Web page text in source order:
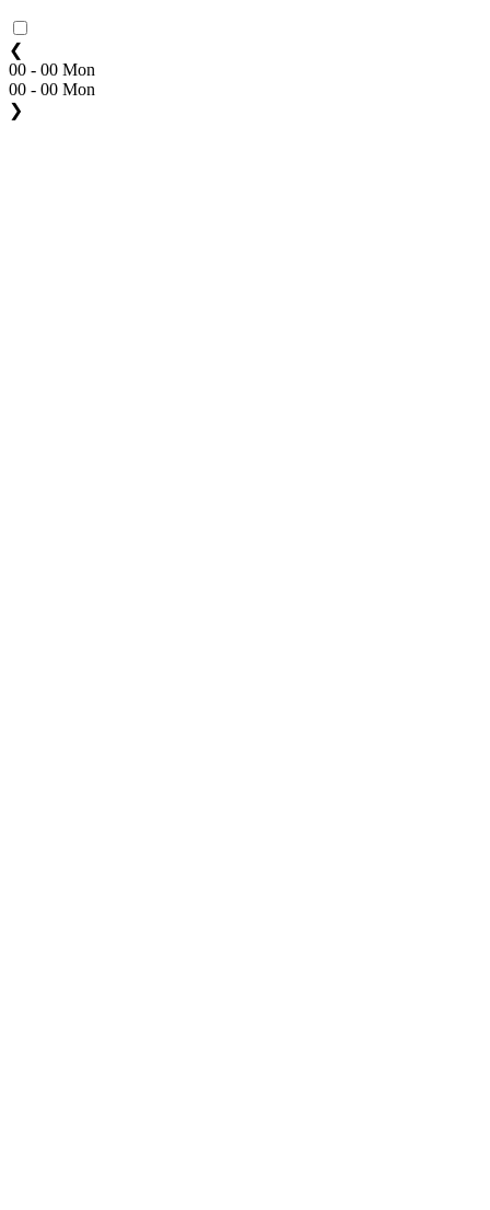
❮
00 - 00 Mon
00 - 00 Mon
❯